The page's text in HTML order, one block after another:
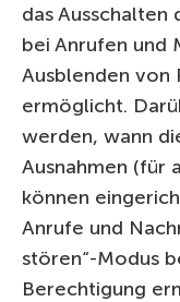
das Ausschalten
bei Anrufen und
Ausblenden von
ermöglicht.
werden, wann
Ausnahmen (für
können
Anrufe und
stören“-Modus
Berechtigung